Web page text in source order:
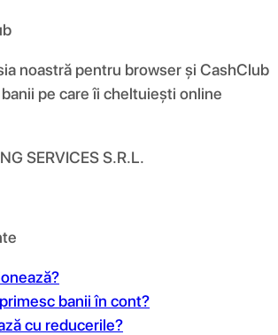
noastră pentru browser și CashClub
pe care îi cheltuiești online
SERVICES S.R.L.
banii în cont?
cu reducerile?